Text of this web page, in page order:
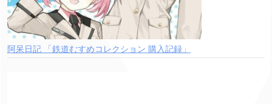
阿呆日記 「鉄道むすめコレクション 購入記録」